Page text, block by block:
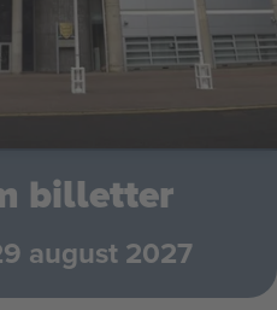
billetter
august 2027